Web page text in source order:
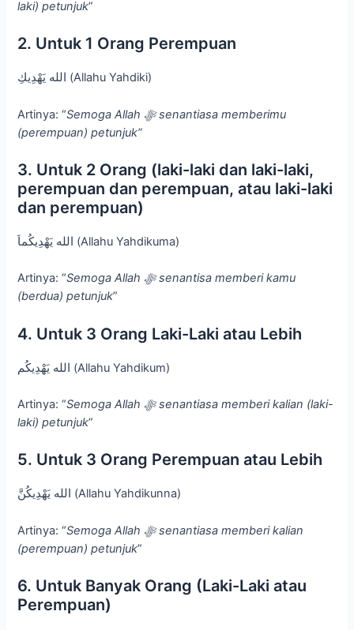
laki) petunjuk”
2. Untuk 1 Orang Perempuan
الله يَهْدِيكِ (Allahu Yahdiki)
Artinya: “Semoga Allahﷻsenantiasa memberimu
(perempuan) petunjuk”
3. Untuk 2 Orang (laki-laki dan laki-laki,
perempuan dan perempuan, atau laki-laki
dan perempuan)
الله يَهْدِيكُماَ (Allahu Yahdikuma)
Artinya: “Semoga Allahﷻsenantisa memberi kamu
(berdua) petunjuk”
4. Untuk 3 Orang Laki-Laki atau Lebih
الله يَهْدِيكُم (Allahu Yahdikum)
Artinya: “Semoga Allahﷻsenantiasa memberi kalian (laki-
laki) petunjuk”
5. Untuk 3 Orang Perempuan atau Lebih
الله يَهْدِيكُنَّ (Allahu Yahdikunna)
Artinya: “Semoga Allahﷻsenantiasa memberi kalian
(perempuan) petunjuk”
6. Untuk Banyak Orang (Laki-Laki atau
Perempuan)